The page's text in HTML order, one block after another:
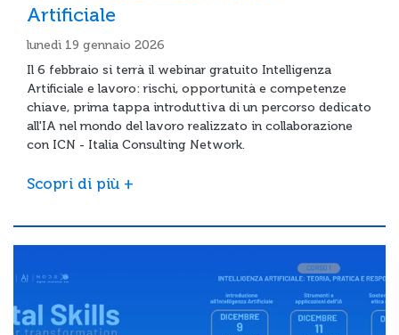
Artificiale
lunedì 19 gennaio 2026
Il 6 febbraio si terrà il webinar gratuito Intelligenza
Artificiale e lavoro: rischi, opportunità e competenze
chiave, prima tappa introduttiva di un percorso dedicato
all'IA nel mondo del lavoro realizzato in collaborazione
con ICN - Italia Consulting Network.
Scopri di più +